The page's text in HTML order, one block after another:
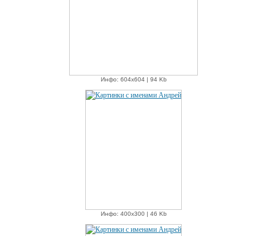
Инфо: 604х604 | 94 Kb
Инфо: 400х300 | 46 Kb